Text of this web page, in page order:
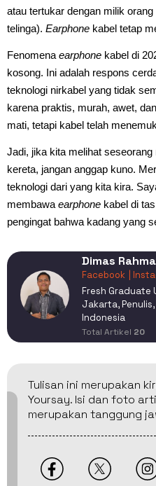
atau tertukar dengan milik
telinga). Earphone kabel tetap
Fenomena earphone kabel di
kosong. Ini adalah respons
teknologi nirkabel yang tidak
karena praktis, murah, awet,
mati, tetapi kabel telah
Jadi, jika kita melihat
kereta, jangan anggap kuno.
teknologi dari yang kita kira.
membawa earphone kabel di
pengingat bahwa kadang yang
Dimas
Facebook |
Fresh Graduate
Jakarta,
Indonesia
Total Artikel 20
Tulisan ini merupakan
Yoursay. Isi dan foto
merupakan tanggung